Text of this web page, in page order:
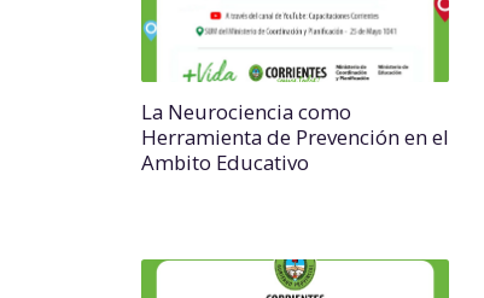
La Neurociencia como
Herramienta de Prevención en el
Ambito Educativo